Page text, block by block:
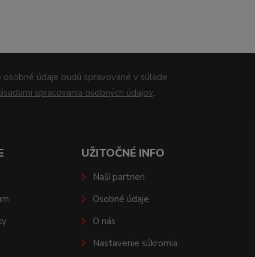
osobné údaje budú spravované v súlade
spracovania osobných údajov.
UŽITOČNÉ INFO
Naši partneri
Osobné údaje
O nás
Nastavenie súkromia